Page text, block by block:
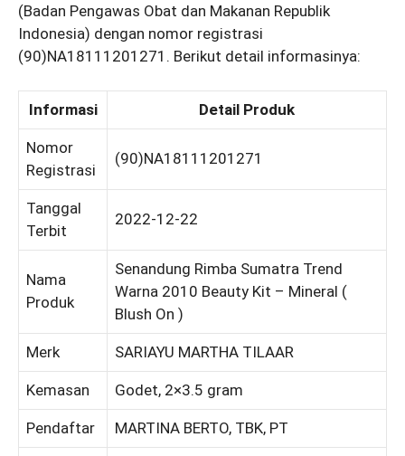
(Badan Pengawas Obat dan Makanan Republik
Indonesia) dengan nomor registrasi
(90)NA18111201271. Berikut detail informasinya:
Informasi Detail Produk
Nomor
Registrasi
(90)NA18111201271
Tanggal
Terbit
2022-12-22
Nama
Produk
Senandung Rimba Sumatra Trend
Warna 2010 Beauty Kit – Mineral (
Blush On )
Merk SARIAYU MARTHA TILAAR
Kemasan Godet, 2×3.5 gram
Pendaftar MARTINA BERTO, TBK, PT